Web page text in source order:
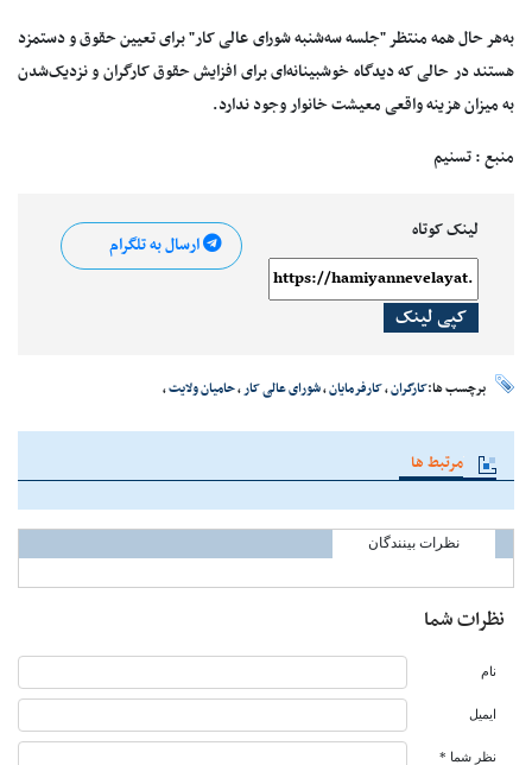
به‌هر حال همه منتظر "جلسه سه‌شنبه شورای عالی کار" برای تعیین حقوق و دستمزد
هستند در حالی که دیدگاه خوشبینانه‌ای برای افزایش حقوق کارگران و نزدیک‌شدن
به میزان هزینه واقعی معیشت خانوار وجود ندارد.
منبع : تسنیم
لینک کوتاه
کپی لینک
ارسال به تلگرام
برچسب ها:کارگران،کارفرمایان،شورای عالی کار،حامیان ولایت،
مرتبط ها
نظرات بینندگان
نظرات شما
نام
ایمیل
نظر شما *